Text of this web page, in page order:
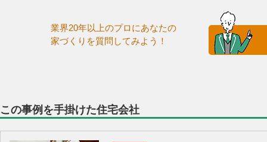
業界20年以上のプロにあなたの
家づくりを質問してみよう！
この事例を手掛けた住宅会社